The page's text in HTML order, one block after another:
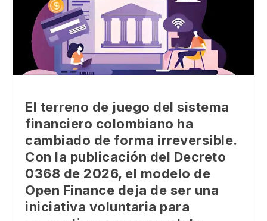
El terreno de juego del sistema
financiero colombiano ha
cambiado de forma irreversible.
Con la publicación del Decreto
0368 de 2026, el modelo de
Open Finance deja de ser una
iniciativa voluntaria para